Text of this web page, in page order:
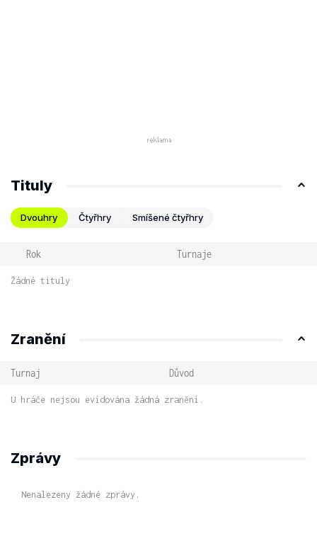
Tituly
Dvouhry Čtyřhry Smíšené čtyřhry
Rok Turnaje
Žádné tituly
Zranění
Turnaj Důvod
U hráče nejsou evidována žádná zranění.
Zprávy
Nenalezeny žádné zprávy.